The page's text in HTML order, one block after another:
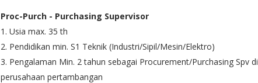
Proc-Purch - Purchasing Supervisor
1. Usia max. 35 th
2. Pendidikan min. S1 Teknik (Industri/Sipil/Mesin/Elektro)
3. Pengalaman Min. 2 tahun sebagai Procurement/Purchasing Spv di
perusahaan pertambangan